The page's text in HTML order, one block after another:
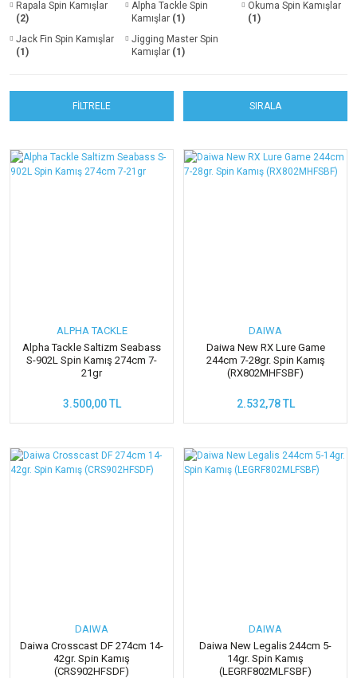
Rapala Spin Kamışlar
(2)
Alpha Tackle Spin
Kamışlar (1)
Okuma Spin Kamışlar
(1)
Jack Fin Spin Kamışlar
(1)
Jigging Master Spin
Kamışlar (1)
FİLTRELE SIRALA
ALPHA TACKLE
Alpha Tackle Saltizm Seabass
S-902L Spin Kamış 274cm 7-
21gr
3.500,00 TL
DAIWA
Daiwa New RX Lure Game
244cm 7-28gr. Spin Kamış
(RX802MHFSBF)
2.532,78 TL
DAIWA
Daiwa Crosscast DF 274cm 14-
42gr. Spin Kamış
(CRS902HFSDF)
DAIWA
Daiwa New Legalis 244cm 5-
14gr. Spin Kamış
(LEGRF802MLFSBF)
Surf Kamışları
Tekne ve Yemli Kamışları
Teleskopik Kamışlar
Diğer Aksesuarlar
Kepçe ve Kakıçlar
Deep Drop Flash Lambalar
Mücadele Kemerleri
Su Sporları
Takım Sarma Aparatları
Stoper ve Diğerleri
Trolling Aksesuarlar
Doğal Balık Avı Yemleri